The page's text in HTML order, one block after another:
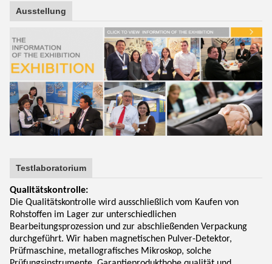
Ausstellung
Testlaboratorium
Qualitätskontrolle:
Die Qualitätskontrolle wird ausschließlich vom Kaufen von
Rohstoffen im Lager zur unterschiedlichen
Bearbeitungsprozession und zur abschließenden Verpackung
durchgeführt. Wir haben magnetischen Pulver-Detektor,
Prüfmaschine, metallografisches Mikroskop, solche